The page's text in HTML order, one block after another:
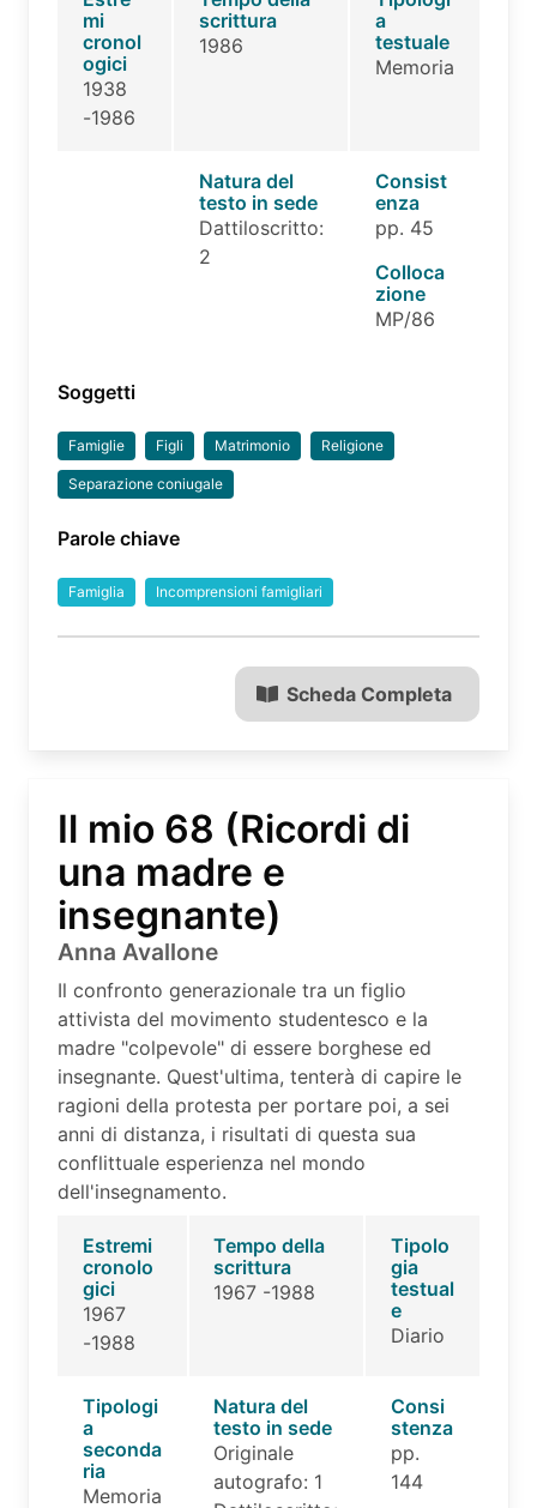
mi
cronol
ogici
1938
-1986
scrittura
1986
a
testuale
Memoria
Natura del
testo in sede
Dattiloscritto:
2
Consist
enza
pp. 45
Colloca
zione
MP/86
Soggetti
Famiglie Figli Matrimonio Religione
Separazione coniugale
Parole chiave
Famiglia Incomprensioni famigliari
Scheda Completa
Il mio 68 (Ricordi di
una madre e
insegnante)
Anna Avallone
Il confronto generazionale tra un figlio
attivista del movimento studentesco e la
madre "colpevole" di essere borghese ed
insegnante. Quest'ultima, tenterà di capire le
ragioni della protesta per portare poi, a sei
anni di distanza, i risultati di questa sua
conflittuale esperienza nel mondo
dell'insegnamento.
Estremi
cronolo
gici
1967
-1988
Tempo della
scrittura
1967 -1988
Tipolo
gia
testual
e
Diario
Tipologi
a
seconda
ria
Memoria
Natura del
testo in sede
Originale
autografo: 1
Consi
stenza
pp.
144